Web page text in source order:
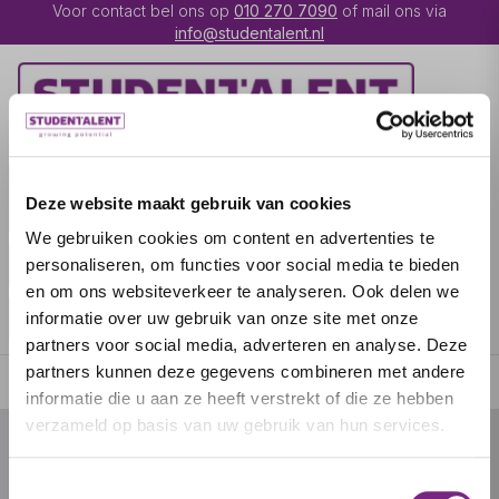
Deze website maakt gebruik van cookies
We gebruiken cookies om content en advertenties te
personaliseren, om functies voor social media te bieden
en om ons websiteverkeer te analyseren. Ook delen we
informatie over uw gebruik van onze site met onze
partners voor social media, adverteren en analyse. Deze
partners kunnen deze gegevens combineren met andere
informatie die u aan ze heeft verstrekt of die ze hebben
verzameld op basis van uw gebruik van hun services.
Voor contact bel ons op 010 270 7090 of mail ons via
info@studentalent.nl
UITZENDKRACHT
IK BEN WERKGEVER OVER STUDENTALENT
SPECIALISATIES